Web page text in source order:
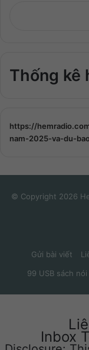
Thống kê
https://
nam-2025-va-du-
© Copyright 2026
Gửi bài viết
99 USB sách nói
Inbox